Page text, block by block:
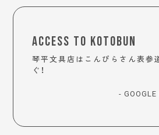
ACCESS TO KOTOBUN
琴平文具店はこんぴらさん表参
ぐ！
- GOOGLE